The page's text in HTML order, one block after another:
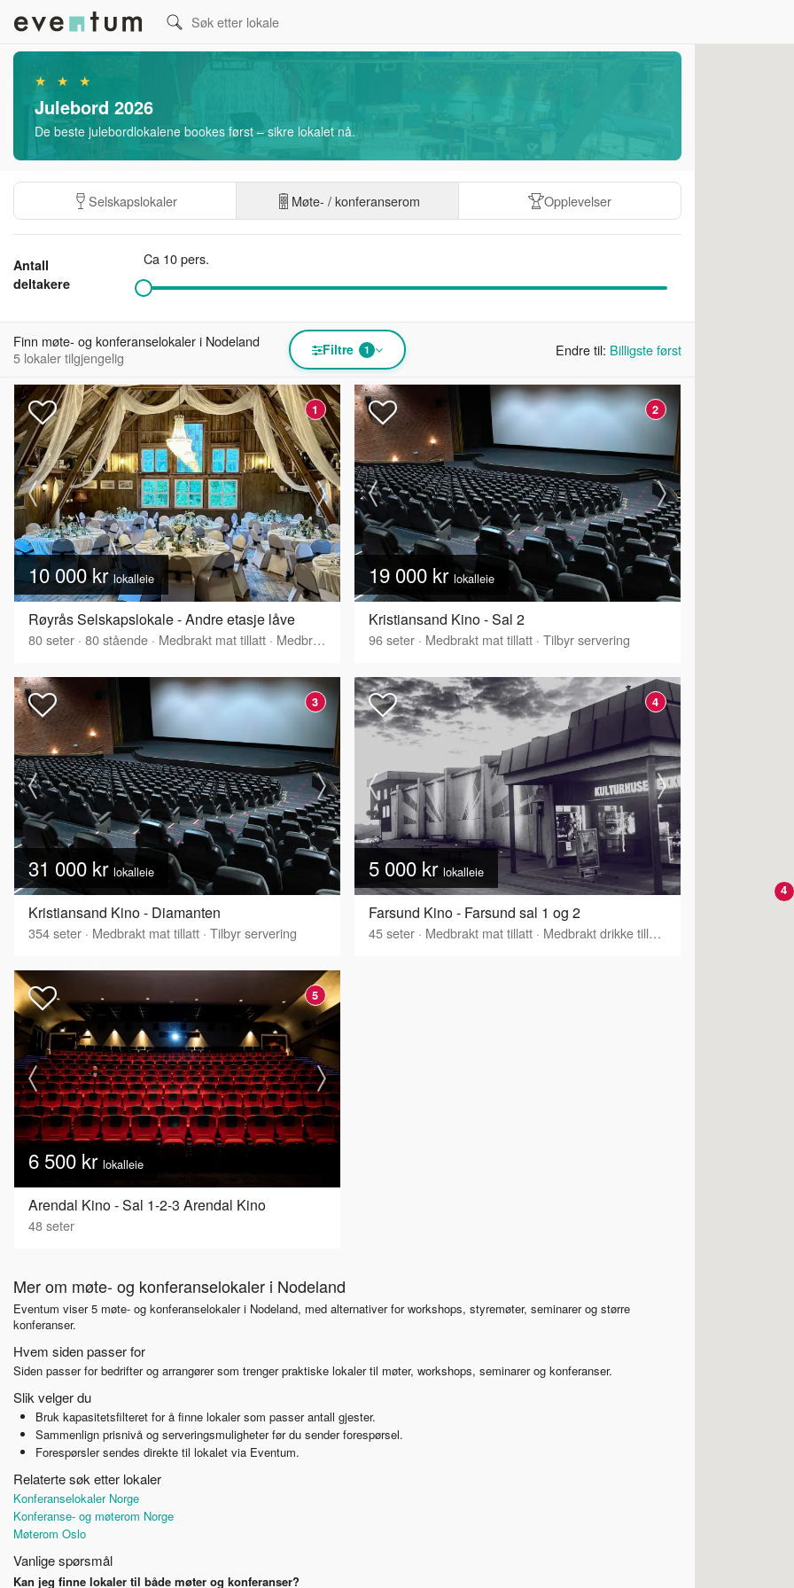
★ ★ ★
Julebord 2026
De beste julebordlokalene bookes først – sikre lokalet nå.
Selskapslokaler Møte- / konferanserom Opplevelser
Antall
deltakere
Ca 10 pers.
Finn møte- og konferanselokaler i Nodeland
5 lokaler tilgjengelig
Filtre 1 Endre til: Billigste først
1
10 000 krlokalleie
Røyrås Selskapslokale - Andre etasje låve
80seter · 80stående · Medbrakt mat tillatt · Medbrakt drikke tillatt
2
19 000 kr lokalleie
Kristiansand Kino - Sal 2
96seter · Medbrakt mat tillatt · Tilbyr servering
3
31 000 kr lokalleie
Kristiansand Kino - Diamanten
354seter · Medbrakt mat tillatt · Tilbyr servering
4
5 000 kr lokalleie
Farsund Kino - Farsund sal 1 og 2
45seter · Medbrakt mat tillatt · Medbrakt drikke tillatt
5
6 500 kr lokalleie
Arendal Kino - Sal 1-2-3 Arendal Kino
48seter
Mer om møte- og konferanselokaler i Nodeland
Eventum viser 5 møte- og konferanselokaler i Nodeland, med alternativer for workshops, styremøter, seminarer og større
konferanser.
Hvem siden passer for
Siden passer for bedrifter og arrangører som trenger praktiske lokaler til møter, workshops, seminarer og konferanser.
Slik velger du
Bruk kapasitetsfilteret for å finne lokaler som passer antall gjester.
Sammenlign prisnivå og serveringsmuligheter før du sender forespørsel.
Forespørsler sendes direkte til lokalet via Eventum.
Relaterte søk etter lokaler
Konferanselokaler Norge
Konferanse- og møterom Norge
Møterom Oslo
Vanlige spørsmål
Kan jeg finne lokaler til både møter og konferanser?
4